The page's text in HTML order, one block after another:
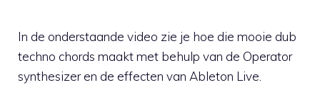
In de onderstaande video zie je hoe die mooie dub
techno chords maakt met behulp van de Operator
synthesizer en de effecten van Ableton Live.